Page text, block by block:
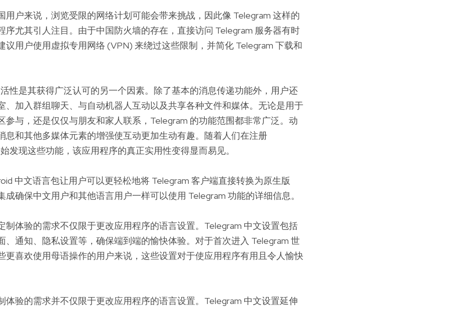
用户来说，浏览受限的网络计划可能会带来挑战，因此像 Telegram 这样的
序尤其引人注目。由于中国防火墙的存在，直接访问 Telegram 服务器有时
议用户使用虚拟专用网络 (VPN) 来绕过这些限制，并简化 Telegram 下载和
性是其获得广泛认可的另一个因素。除了基本的消息传递功能外，用户还
、加入群组聊天、与自动机器人互动以及共享各种文件和媒体。无论是用于
参与，还是仅仅与朋友和家人联系，Telegram 的功能范围都非常广泛。动
息和其他多媒体元素的增强使互动更加生动有趣。随着人们在注册
发现这些功能，该应用程序的真正实用性变得显而易见。
中文语言包让用户可以更轻松地将 Telegram 客户端直接转换为原生版
成确保中文用户和其他语言用户一样可以使用 Telegram 功能的详细信息。
制体验的需求不仅限于更改应用程序的语言设置。Telegram 中文设置包括
、通知、隐私设置等，确保端到端的愉快体验。对于首次进入 Telegram 世
更喜欢使用母语操作的用户来说，这些设置对于使应用程序有用且令人愉快
体验的需求并不仅限于更改应用程序的语言设置。Telegram 中文设置延伸